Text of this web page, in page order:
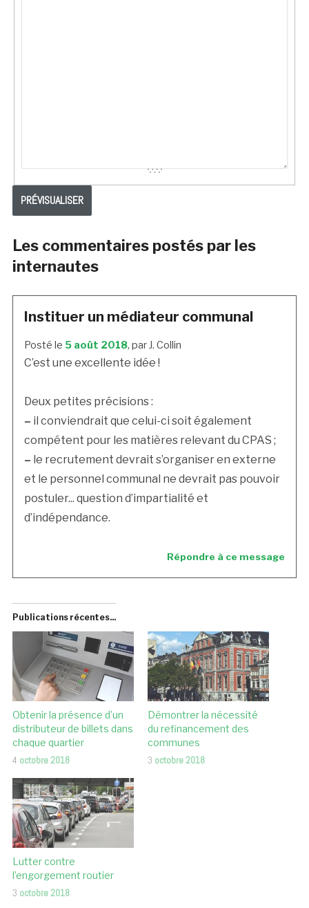
Les commentaires postés par les
internautes
Instituer un médiateur communal
Posté le 5 août 2018, par J. Collin
C’est une excellente idée !
Deux petites précisions :
– il conviendrait que celui-ci soit également
compétent pour les matières relevant du CPAS ;
– le recrutement devrait s’organiser en externe
et le personnel communal ne devrait pas pouvoir
postuler... question d’impartialité et
d’indépendance.
Répondre à ce message
Publications récentes...
Obtenir la présence d’un
distributeur de billets dans
chaque quartier
4 octobre 2018
Démontrer la nécessité
du refinancement des
communes
3 octobre 2018
Lutter contre
l’engorgement routier
3 octobre 2018